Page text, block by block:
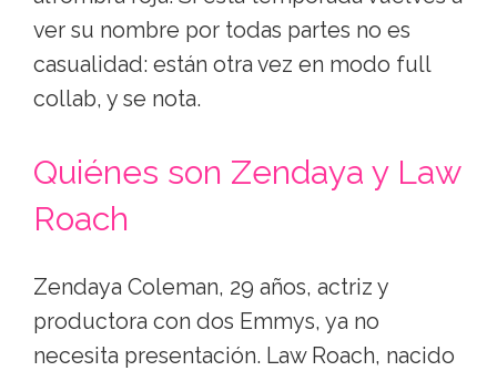
ver su nombre por todas partes no es
casualidad: están otra vez en modo full
collab, y se nota.
Quiénes son Zendaya y Law
Roach
Zendaya Coleman, 29 años, actriz y
productora con dos Emmys, ya no
necesita presentación. Law Roach, nacido